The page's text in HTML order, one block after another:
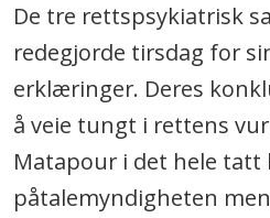
De tre rettspsykiatrisk
redegjorde tirsdag for
erklæringer. Deres
å veie tungt i rettens
Matapour i det hele tatt
påtalemyndigheten